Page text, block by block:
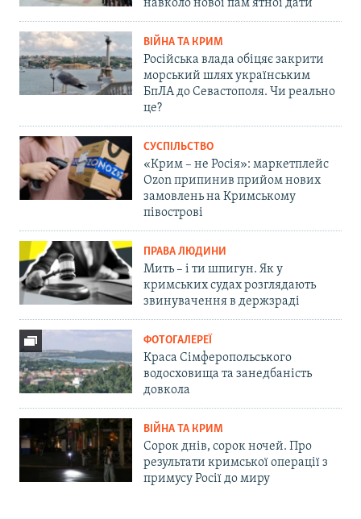
навколо нової пам'ятної дати
ВІЙНА ТА КРИМ
Російська влада обіцяє закрити
морський шлях українським
БпЛА до Севастополя. Чи реально
це?
СУСПІЛЬСТВО
«Крим – не Росія»: маркетплейс
Ozon припинив прийом нових
замовлень на Кримському
півострові
ПРАВА ЛЮДИНИ
Мить – і ти шпигун. Як у
кримських судах розглядають
звинувачення в держзраді
ФОТОГАЛЕРЕЇ
Краса Сімферопольського
водосховища та занедбаність
довкола
ВІЙНА ТА КРИМ
Сорок днів, сорок ночей. Про
результати кримської операції з
примусу Росії до миру